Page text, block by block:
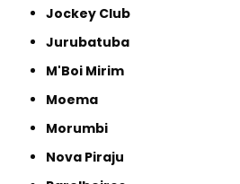
Jockey Club
Jurubatuba
M'Boi Mirim
Moema
Morumbi
Nova Piraju